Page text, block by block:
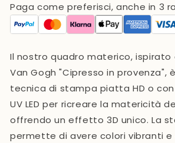
Paga come preferisci, anche in 3
Il nostro quadro materico, ispirato
Van Gogh "Cipresso in provenza",
tecnica di stampa piatta HD o
UV LEDper ricreare la matericità
offrendo un effetto 3D unico. La
permette di avere colori vibranti e